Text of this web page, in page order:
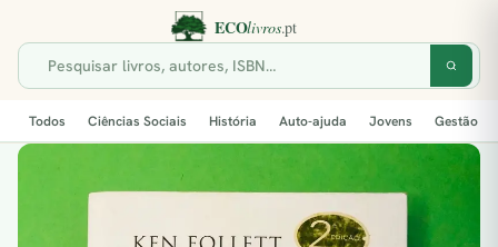
Todos Ciências Sociais História Auto-ajuda Jovens Gestão